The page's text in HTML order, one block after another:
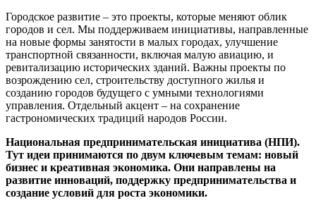
Городское развитие – это проекты, которые меняют облик
городов и сел. Мы поддерживаем инициативы, направленные
на новые формы занятости в малых городах, улучшение
транспортной связанности, включая малую авиацию, и
ревитализацию исторических зданий. Важны проекты по
возрождению сел, строительству доступного жилья и
созданию городов будущего с умными технологиями
управления. Отдельный акцент – на сохранение
гастрономических традиций народов России.
Национальная предпринимательская инициатива (НПИ).
Тут идеи принимаются по двум ключевым темам: новый
бизнес и креативная экономика. Они направлены на
развитие инноваций, поддержку предпринимательства и
создание условий для роста экономики.